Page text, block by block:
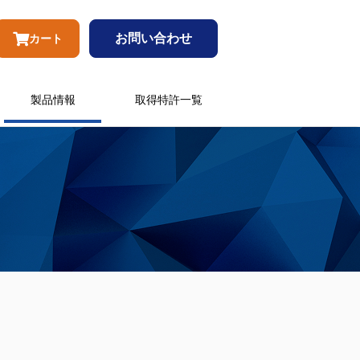
カート お問い合わせ
製品情報 取得特許一覧